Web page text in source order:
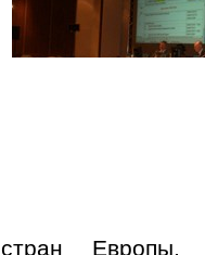
стран Европы,